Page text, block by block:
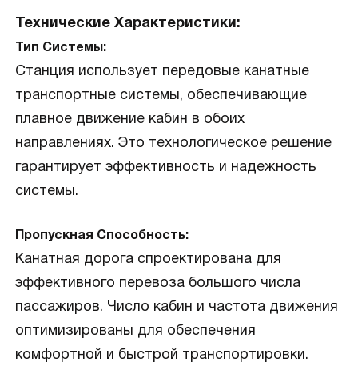
Технические Характеристики:
Тип Системы:
Станция использует передовые канатные
транспортные системы, обеспечивающие
плавное движение кабин в обоих
направлениях. Это технологическое решение
гарантирует эффективность и надежность
системы.
Пропускная Способность:
Канатная дорога спроектирована для
эффективного перевоза большого числа
пассажиров. Число кабин и частота движения
оптимизированы для обеспечения
комфортной и быстрой транспортировки.